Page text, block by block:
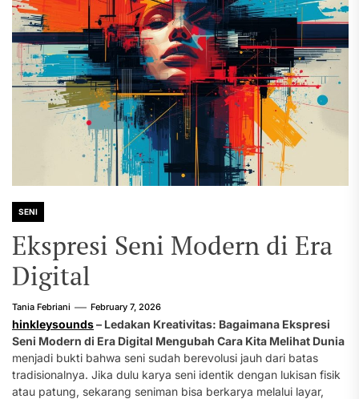
SENI
Ekspresi Seni Modern di Era
Digital
Tania Febriani February 7, 2026
hinkleysounds– Ledakan Kreativitas: Bagaimana Ekspresi
Seni Modern di Era Digital Mengubah Cara Kita Melihat Dunia
menjadi bukti bahwa seni sudah berevolusi jauh dari batas
tradisionalnya. Jika dulu karya seni identik dengan lukisan fisik
atau patung, sekarang seniman bisa berkarya melalui layar,